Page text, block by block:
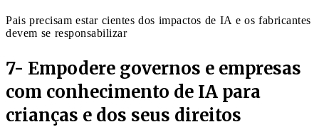
Pais precisam estar cientes dos impactos de IA e os fabricantes
devem se responsabilizar
7- Empodere governos e empresas
com conhecimento de IA para
crianças e dos seus direitos